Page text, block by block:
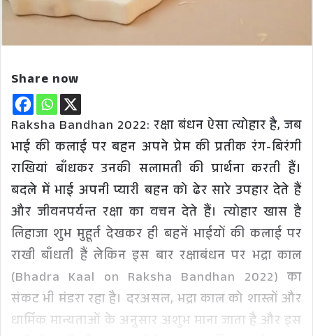
Share now
Raksha Bandhan 2022: रक्षा बंधन ऐसा त्योहार है, जब
भाई की कलाई पर बहन अपने प्रेम की प्रतीक रंग-बिरंगी
राखियां बाँधकर उनकी सलामती की प्रार्थना करती हैं।
बदले में भाई अपनी प्यारी बहन को ढेर सारे उपहार देते हैं
और जीवनपर्यन्त रक्षा का वचन देते हैं। त्योहार खास है
लिहाजा शुभ मुहूर्त देखकर ही बहनें भाईयों की कलाई पर
राखी बाँधती हैं लेकिन इस बार रक्षाबंधन पर भद्रा काल
(Bhadra Kaal on Raksha Bandhan 2022) का
संकट भी मंडरा रहा है। दरअसल, भद्रा काल को शास्त्रों और
धार्मिक मान्यताओं के अनुसार अशुभ माना जाता है और इस